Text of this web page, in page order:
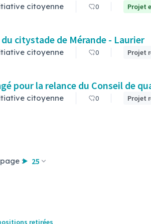
citoyenne 0 Projet
citystade de Mérande - Laurier
citoyenne 0 Projet
pour la relance du Conseil de
citoyenne 0 Projet
: 25
retirées